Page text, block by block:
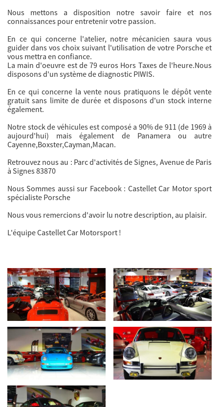
Nous mettons a disposition notre savoir faire et nos
connaissances pour entretenir votre passion.
En ce qui concerne l'atelier, notre mécanicien saura vous
guider dans vos choix suivant l'utilisation de votre Porsche et
vous mettra en confiance.
La main d'oeuvre est de 79 euros Hors Taxes de l'heure.Nous
disposons d'un système de diagnostic PIWIS.
En ce qui concerne la vente nous pratiquons le dépôt vente
gratuit sans limite de durée et disposons d'un stock interne
également.
Notre stock de véhicules est composé a 90% de 911 (de 1969 à
aujourd'hui) mais également de Panamera ou autre
Cayenne,Boxster,Cayman,Macan.
Retrouvez nous au : Parc d'activités de Signes, Avenue de Paris
à Signes 83870
Nous Sommes aussi sur Facebook : Castellet Car Motor sport
spécialiste Porsche
Nous vous remercions d'avoir lu notre description, au plaisir.
L'équipe Castellet Car Motorsport !